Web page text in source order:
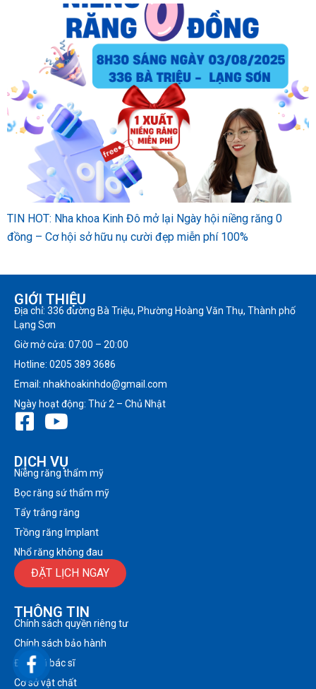
TIN HOT: Nha khoa Kinh Đô mở lại Ngày hội niềng răng 0
đồng – Cơ hội sở hữu nụ cười đẹp miễn phí 100%
GIỚI THIỆU
Địa chỉ: 336 đường Bà Triệu, Phường Hoàng Văn Thụ, Thành phố
Lạng Sơn
Giờ mở cửa: 07:00 – 20:00
Hotline: 0205 389 3686
Email: nhakhoakinhdo@gmail.com
Ngày hoạt động: Thứ 2 – Chủ Nhật
DỊCH VỤ
Niềng răng thẩm mỹ
Bọc răng sứ thẩm mỹ
Tẩy trắng răng
Trồng răng Implant
Nhổ răng không đau
ĐẶT LỊCH NGAY
THÔNG TIN
Chính sách quyền riêng tư
Chính sách bảo hành
Đội ngũ bác sĩ
Cơ sở vật chất